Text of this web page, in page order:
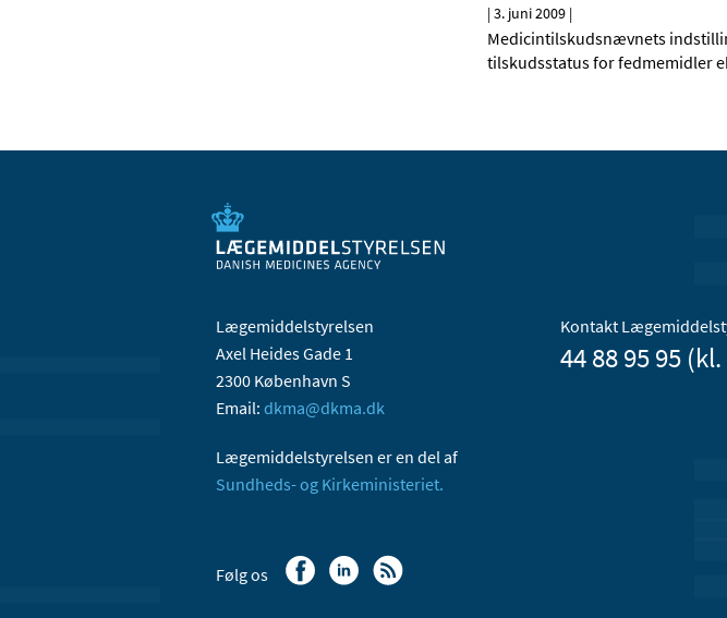
|3. juni 2009 |
Medicintilskudsnævnets
tilskudsstatus for fedmemidler
Lægemiddelstyrelsen
Axel Heides Gade 1
2300 København S
Email: dkma@dkma.dk
Lægemiddelstyrelsen er en del af
Sundheds- og Kirkeministeriet.
Kontakt
44 88 95 95
Følg os